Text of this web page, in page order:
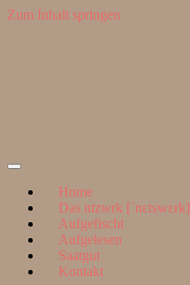
Zum Inhalt springen
Home
Das ntzwrk [ˈnɛtswɛrk]
Aufgefischt
Aufgelesen
Saatgut
Kontakt